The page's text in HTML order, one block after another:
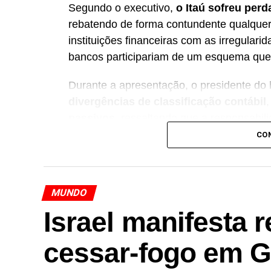
Segundo o executivo, o Itaú sofreu
rebatendo de forma contundente
instituições financeiras com as
bancos participariam de um esquema
Durante a apresentação, o presidente do
empresa e aos seus auditores
não foram devidamente apresentadas
documentos enviados pelos bancos
representam qualquer participação na
O caso segue sendo investigado pela
MUNDO
Israel manifesta
cessar-fogo em